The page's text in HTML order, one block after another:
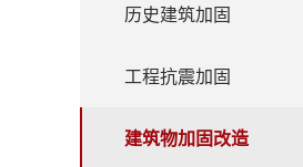
历史建筑加固
工程抗震加固
建筑物加固改造